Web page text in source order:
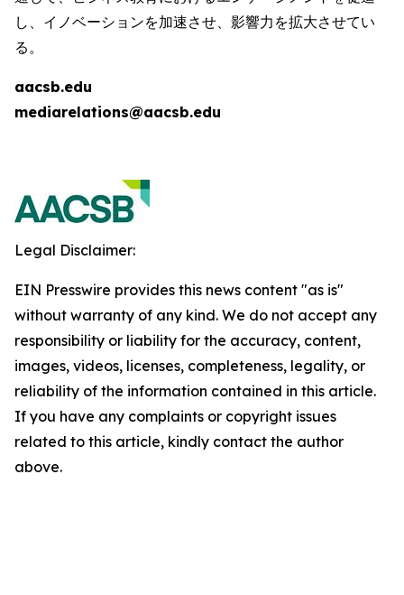
し、イノベーションを加速させ、影響力を拡大させてい
る。
aacsb.edu
mediarelations@aacsb.edu
Legal Disclaimer:
EIN Presswire provides this news content "as is"
without warranty of any kind. We do not accept any
responsibility or liability for the accuracy, content,
images, videos, licenses, completeness, legality, or
reliability of the information contained in this article.
If you have any complaints or copyright issues
related to this article, kindly contact the author
above.